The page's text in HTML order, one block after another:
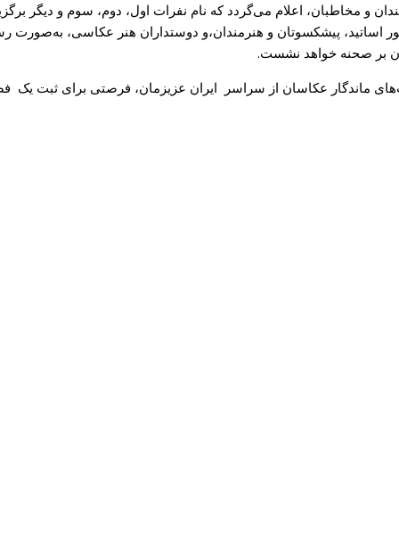
و مخاطبان، اعلام می‌گردد که نام نفرات اول، دوم، سوم و دیگر
اساتید، پیشکسوتان و هنرمندان،و دوستداران هنر عکاسی، به‌صورت
بر صحنه خواهد نشست.
ماندگار عکاسان از سراسر
ایران عزیزمان، فرصتی برای ثبت یک